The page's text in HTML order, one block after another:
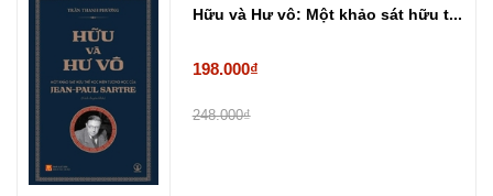
Hữu và Hư vô: Một khảo sát hữu t...
198.000₫
248.000₫